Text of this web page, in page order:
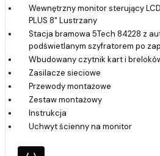
Wewnętrzny monitor sterujący
PLUS 8" Lustrzany
Stacja bramowa 5Tech 84228 z
podświetlanym szyfratorem po
Wbudowany czytnik kart i
Zasilacze sieciowe
Przewody montażowe
Zestaw montażowy
Instrukcja
Uchwyt ścienny na monitor